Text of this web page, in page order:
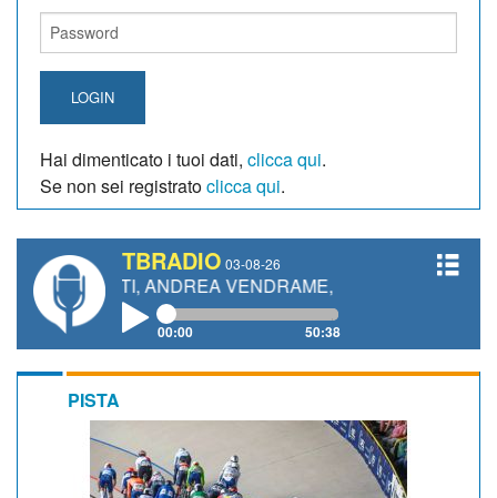
LOGIN
Hai dimenticato i tuoi dati, clicca qui.
Se non sei registratoclicca qui.
TBRADIO 03-08-26
ANDREA VENDRAME, FILIPPO FIORELLI
00:00 50:38
PISTA